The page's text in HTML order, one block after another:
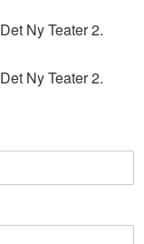
Ny Teater 2.
Ny Teater 2.